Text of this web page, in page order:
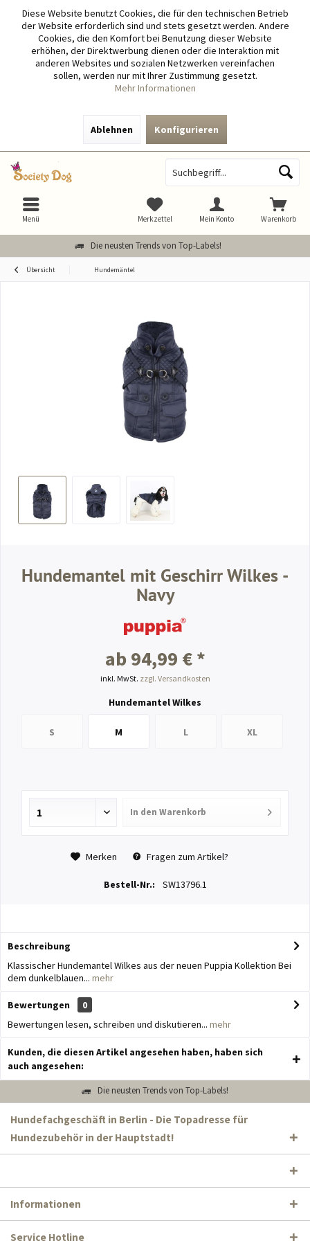
Diese Website benutzt Cookies, die für den technischen Betrieb
der Website erforderlich sind und stets gesetzt werden. Andere
Cookies, die den Komfort bei Benutzung dieser Website
erhöhen, der Direktwerbung dienen oder die Interaktion mit
anderen Websites und sozialen Netzwerken vereinfachen
sollen, werden nur mit Ihrer Zustimmung gesetzt.
Mehr Informationen
Ablehnen Konfigurieren
Die neusten Trends von Top-Labels!
Warenkorb
Merkzettel Mein Konto
Menü
Übersicht Hundemäntel
Hundemantel mit Geschirr Wilkes -
Navy
ab 94,99 € *
inkl. MwSt. zzgl. Versandkosten
Hundemantel Wilkes
S M L XL
In den Warenkorb
Merken Fragen zum Artikel?
Bestell-Nr.: SW13796.1
Beschreibung
Klassischer Hundemantel Wilkes aus der neuen Puppia Kollektion Bei
dem dunkelblauen... mehr
Bewertungen
0
Bewertungen lesen, schreiben und diskutieren... mehr
Kunden, die diesen Artikel angesehen haben, haben sich
auch angesehen:
Die neusten Trends von Top-Labels!
Hundefachgeschäft in Berlin - Die Topadresse für
Hundezubehör in der Hauptstadt!
Informationen
Service Hotline